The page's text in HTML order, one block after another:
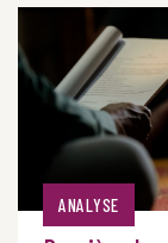
ANALYSE